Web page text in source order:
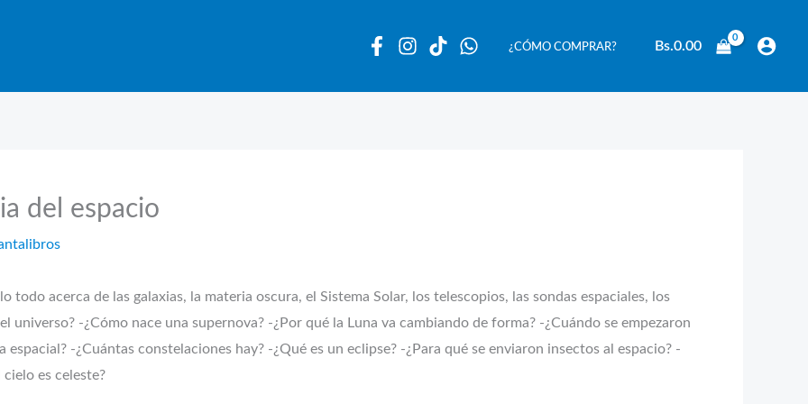
¿CÓMO COMPRAR? Bs.0.00
del espacio
todo acerca de las galaxias, la materia oscura, el Sistema Solar, los telescopios, las sondas espaciales, los
universo? -¿Cómo nace una supernova? -¿Por qué la Luna va cambiando de forma? -¿Cuándo se empezaron
-¿Cuántas constelaciones hay? -¿Qué es un eclipse? -¿Para qué se enviaron insectos al espacio? -
es celeste?